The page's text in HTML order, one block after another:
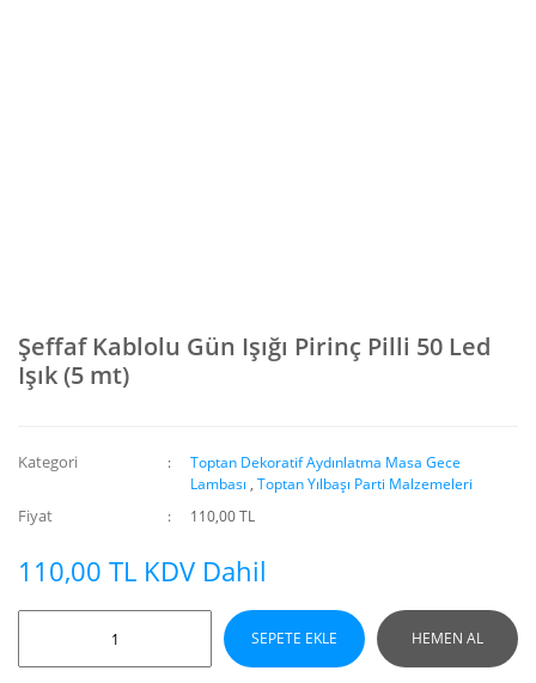
Şeffaf Kablolu Gün Işığı Pirinç Pilli 50 Led
Işık (5 mt)
Kategori
Toptan Dekoratif Aydınlatma Masa Gece
Lambası ,Toptan Yılbaşı Parti Malzemeleri
Fiyat 110,00 TL
110,00 TL KDV Dahil
SEPETE EKLE HEMEN AL